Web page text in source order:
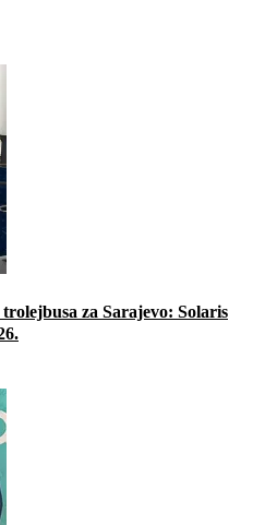
za Sarajevo: Solaris